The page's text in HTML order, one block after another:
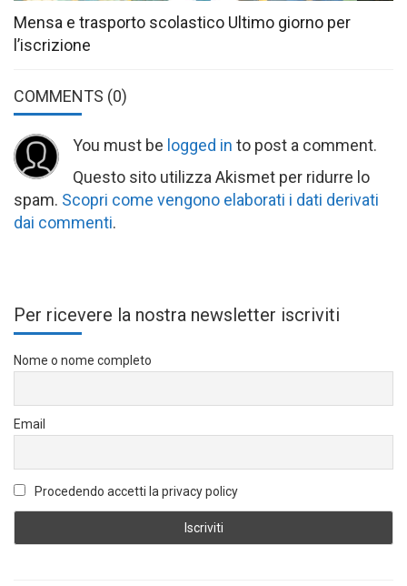
Mensa e trasporto scolastico Ultimo giorno per
l’iscrizione
COMMENTS (0)
You must be logged in to post a comment.
Questo sito utilizza Akismet per ridurre lo
spam. Scopri come vengono elaborati i dati derivati
dai commenti.
Per ricevere la nostra newsletter iscriviti
Nome o nome completo
Email
Procedendo accetti la privacy policy